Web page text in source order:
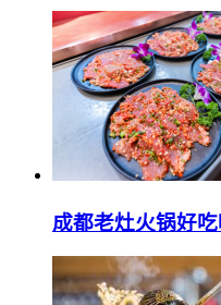
成都老灶火锅好